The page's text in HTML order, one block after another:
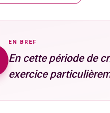
EN BREF
En cette période de
exercice